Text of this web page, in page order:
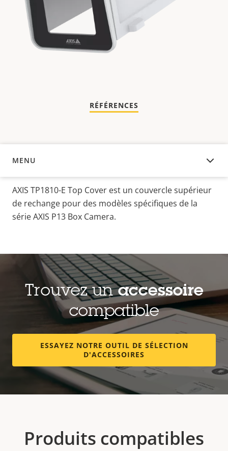
RÉFÉRENCES
MENU
APERÇU
AXIS TP1810-E Top Cover est un couvercle supérieur
de rechange pour des modèles spécifiques de la
série AXIS P13 Box Camera.
Trouvez unaccessoire
compatible
ESSAYEZ NOTRE OUTIL DE SÉLECTION
D'ACCESSOIRES
Produits compatibles